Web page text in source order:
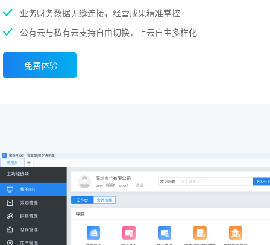
业务财务数据无缝连接，经营成果精准掌控
公有云与私有云支持自由切换，上云自主多样化
免费体验